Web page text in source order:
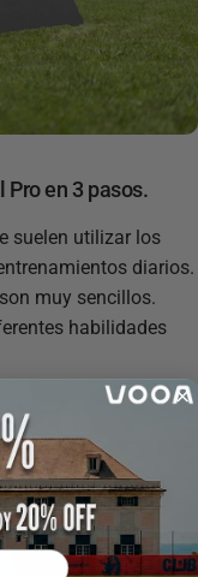
en 3 pasos.
suelen utilizar los
diarios.
muy sencillos.
habilidades